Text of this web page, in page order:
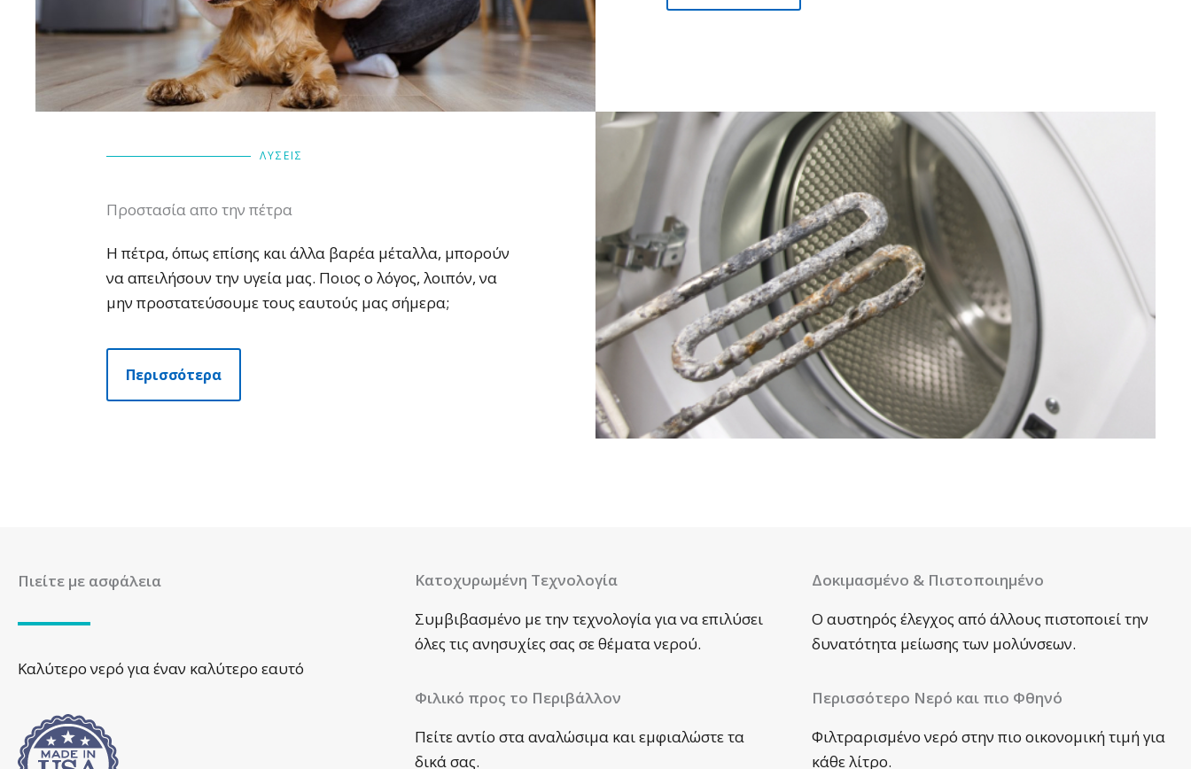
ΛΥΣΕΙΣ
Προστασία απο την πέτρα
Η πέτρα, όπως επίσης και άλλα βαρέα μέταλλα, μπορούν
να απειλήσουν την υγεία μας. Ποιος ο λόγος, λοιπόν, να
μην προστατεύσουμε τους εαυτούς μας σήμερα;
Περισσότερα
Πιείτε με ασφάλεια
Καλύτερο νερό για έναν καλύτερο εαυτό
Κατοχυρωμένη Τεχνολογία
Συμβιβασμένο με την τεχνολογία για να επιλύσει
όλες τις ανησυχίες σας σε θέματα νερού.
Φιλικό προς το Περιβάλλον
Πείτε αντίο στα αναλώσιμα και εμφιαλώστε τα
δικά σας.
Δοκιμασμένο & Πιστοποιημένο
Ο αυστηρός έλεγχος από άλλους πιστοποιεί την
δυνατότητα μείωσης των μολύνσεων.
Περισσότερο Νερό και πιο Φθηνό
Φιλτραρισμένο νερό στην πιο οικονομική τιμή για
κάθε λίτρο.